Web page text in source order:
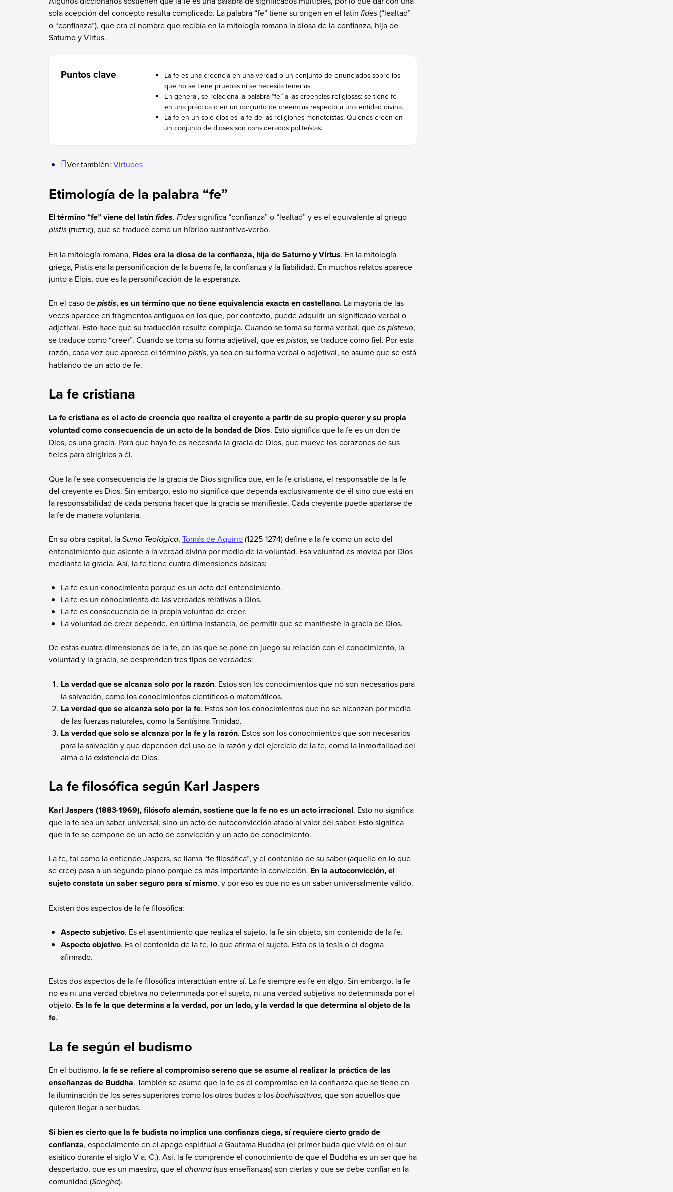
sola acepción del concepto resulta complicado. La palabra “fe” tiene su origen en el latín fides(“lealtad”
o “confianza”), que era el nombre que recibía en la mitología romana la diosa de la confianza, hija de
Saturno y Virtus.
Puntos clave
La fe es una creencia en una verdad o un conjunto de enunciados sobre los
que no se tiene pruebas ni se necesita tenerlas.
En general, se relaciona la palabra “fe” a las creencias religiosas: se tiene fe
en una práctica o en un conjunto de creencias respecto a una entidad divina.
La fe en un solo dios es la fe de las religiones monoteístas. Quienes creen en
un conjunto de dioses son considerados politeístas.
Ver también:Virtudes
Etimología de la palabra “fe”
El término “fe” viene del latín fides. Fidessignifica “confianza” o “lealtad” y es el equivalente al griego
pistis(πιστις), que se traduce como un híbrido sustantivo-verbo.
En la mitología romana, Fides era la diosa de la confianza, hija de Saturno y Virtus. En la mitología
griega, Pistis era la personificación de la buena fe, la confianza y la fiabilidad. En muchos relatos aparece
junto a Elpis, que es la personificación de la esperanza.
En el caso de pistis, es un término que no tiene equivalencia exacta en castellano. La mayoría de las
veces aparece en fragmentos antiguos en los que, por contexto, puede adquirir un significado verbal o
adjetival. Esto hace que su traducción resulte compleja. Cuando se toma su forma verbal, que espisteuo,
se traduce como “creer”. Cuando se toma su forma adjetival, que espistos, se traduce como fiel. Por esta
razón, cada vez que aparece el términopistis, ya sea en su forma verbal o adjetival, se asume que se está
hablando de un acto de fe.
La fe cristiana
La fe cristiana es el acto de creencia que realiza el creyente a partir de su propio querer y su propia
voluntad como consecuencia de un acto de la bondad de Dios. Esto significa que la fe es un don de
Dios, es una gracia. Para que haya fe es necesaria la gracia de Dios, que mueve los corazones de sus
fieles para dirigirlos a él.
Que la fe sea consecuencia de la gracia de Dios significa que, en la fe cristiana, el responsable de la fe
del creyente es Dios. Sin embargo, esto no significa que dependa exclusivamente de él sino que está en
la responsabilidad de cada persona hacer que la gracia se manifieste. Cada creyente puede apartarse de
la fe de manera voluntaria.
En su obra capital, laSuma Teológica, Tomás de Aquino(1225-1274) define a la fe como un acto del
entendimiento que asiente a la verdad divina por medio de la voluntad. Esa voluntad es movida por Dios
mediante la gracia. Así, la fe tiene cuatro dimensiones básicas:
La fe es un conocimiento porque es un acto del entendimiento.
La fe es un conocimiento de las verdades relativas a Dios.
La fe es consecuencia de la propia voluntad de creer.
La voluntad de creer depende, en última instancia, de permitir que se manifieste la gracia de Dios.
De estas cuatro dimensiones de la fe, en las que se pone en juego su relación con el conocimiento, la
voluntad y la gracia, se desprenden tres tipos de verdades:
La verdad que se alcanza solo por la razón. Estos son los conocimientos que no son necesarios para
la salvación, como los conocimientos científicos o matemáticos.
La verdad que se alcanza solo por la fe. Estos son los conocimientos que no se alcanzan por medio
de las fuerzas naturales, como la Santísima Trinidad.
La verdad que solo se alcanza por la fe y la razón. Estos son los conocimientos que son necesarios
para la salvación y que dependen del uso de la razón y del ejercicio de la fe, como la inmortalidad del
alma o la existencia de Dios.
La fe filosófica según Karl Jaspers
Karl Jaspers (1883-1969), filósofo alemán, sostiene que la fe no es un acto irracional. Esto no significa
que la fe sea un saber universal, sino un acto de autoconvicción atado al valor del saber. Esto significa
que la fe se compone de un acto de convicción y un acto de conocimiento.
La fe, tal como la entiende Jaspers, se llama “fe filosófica”, y el contenido de su saber (aquello en lo que
se cree) pasa a un segundo plano porque es más importante la convicción. En la autoconvicción, el
sujeto constata un saber seguro para sí mismo, y por eso es que no es un saber universalmente válido.
Existen dos aspectos de la fe filosófica:
Aspecto subjetivo. Es el asentimiento que realiza el sujeto, la fe sin objeto, sin contenido de la fe.
Aspecto objetivo. Es el contenido de la fe, lo que afirma el sujeto. Esta es la tesis o el dogma
afirmado.
Estos dos aspectos de la fe filosófica interactúan entre sí. La fe siempre es fe en algo. Sin embargo, la fe
no es ni una verdad objetiva no determinada por el sujeto, ni una verdad subjetiva no determinada por el
objeto. Es la fe la que determina a la verdad, por un lado, y la verdad la que determina al objeto de la
fe.
La fe según el budismo
En el budismo, la fe se refiere al compromiso sereno que se asume al realizar la práctica de las
enseñanzas de Buddha. También se asume que la fe es el compromiso en la confianza que se tiene en
la iluminación de los seres superiores como los otros budas o losbodhisattvas, que son aquellos que
quieren llegar a ser budas.
Si bien es cierto que la fe budista no implica una confianza ciega, sí requiere cierto grado de
confianza, especialmente en el apego espiritual a Gautama Buddha (el primer buda que vivió en el sur
asiático durante el siglo V a. C.). Así, la fe comprende el conocimiento de que el Buddha es un ser que ha
despertado, que es un maestro, que el dharma(sus enseñanzas) son ciertas y que se debe confiar en la
comunidad (Sangha).